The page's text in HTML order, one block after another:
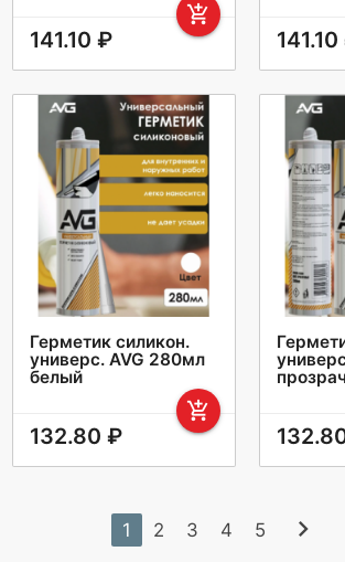
add_shopping_cart
141.10 ₽
Герметик силикон.
универс. AVG 280мл
белый
add_shopping_cart
132.80 ₽
1 2 3 4 5 chevron_right